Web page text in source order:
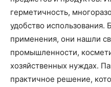
герметичность,
удобство использования.
применения, они нашли
промышленности,
хозяйственных нуждах.
практичное решение,